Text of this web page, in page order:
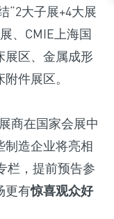
“2大子展+4大展
、CMIE上海国
展区、金属成形
件展区。
商在国家会展中
制造企业将亮相
栏，提前预告参
更有惊喜观众好